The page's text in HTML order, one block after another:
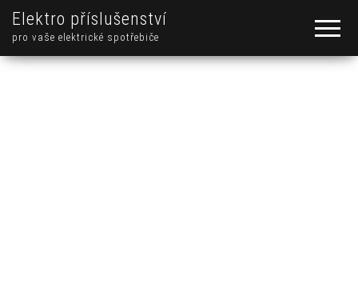
Elektro příslušenství
pro vaše elektrické spotřebiče